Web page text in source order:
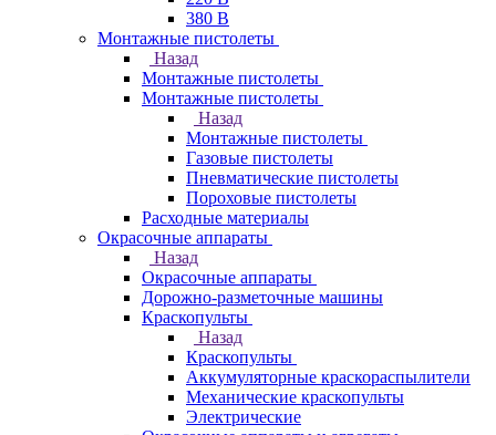
380 В
Монтажные пистолеты
Назад
Монтажные пистолеты
Монтажные пистолеты
Назад
Монтажные пистолеты
Газовые пистолеты
Пневматические пистолеты
Пороховые пистолеты
Расходные материалы
Окрасочные аппараты
Назад
Окрасочные аппараты
Дорожно-разметочные машины
Краскопульты
Назад
Краскопульты
Аккумуляторные краскораспылители
Механические краскопульты
Электрические